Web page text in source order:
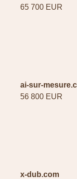
65 700 EUR
ai-sur-
56 800 EUR
x-dub.com